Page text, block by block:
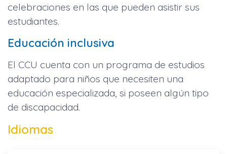
celebraciones en las que pueden asistir sus
estudiantes.
Educación inclusiva
El CCU cuenta con un programa de estudios
adaptado para niños que necesiten una
educación especializada, si poseen algún tipo
de discapacidad.
Idiomas